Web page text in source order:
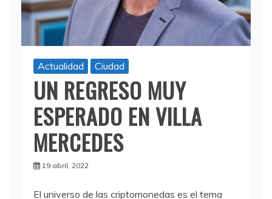
Actualidad Ciudad
UN REGRESO MUY
ESPERADO EN VILLA
MERCEDES